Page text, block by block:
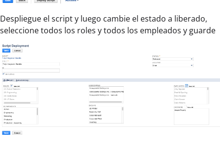
Despliegue el script y luego cambie el estado a liberado,
seleccione todos los roles y todos los empleados y guarde